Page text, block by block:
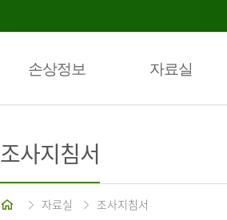
손상정보 자료실
조사지침서
홈 자료실 조사지침서